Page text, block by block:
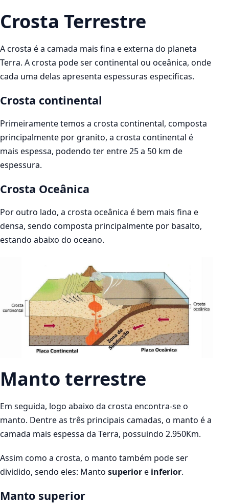
Crosta Terrestre
A crosta é a camada mais fina e externa do planeta
Terra. A crosta pode ser continental ou oceânica, onde
cada uma delas apresenta espessuras especificas.
Crosta continental
Primeiramente temos a crosta continental, composta
principalmente por granito, a crosta continental é
mais espessa, podendo ter entre 25 a 50 km de
espessura.
Crosta Oceânica
Por outro lado, a crosta oceânica é bem mais fina e
densa, sendo composta principalmente por basalto,
estando abaixo do oceano.
Manto terrestre
Em seguida, logo abaixo da crosta encontra-se o
manto. Dentre as três principais camadas, o manto é a
camada mais espessa da Terra, possuindo 2.950Km.
Assim como a crosta, o manto também pode ser
dividido, sendo eles: Manto superiore inferior.
Manto superior